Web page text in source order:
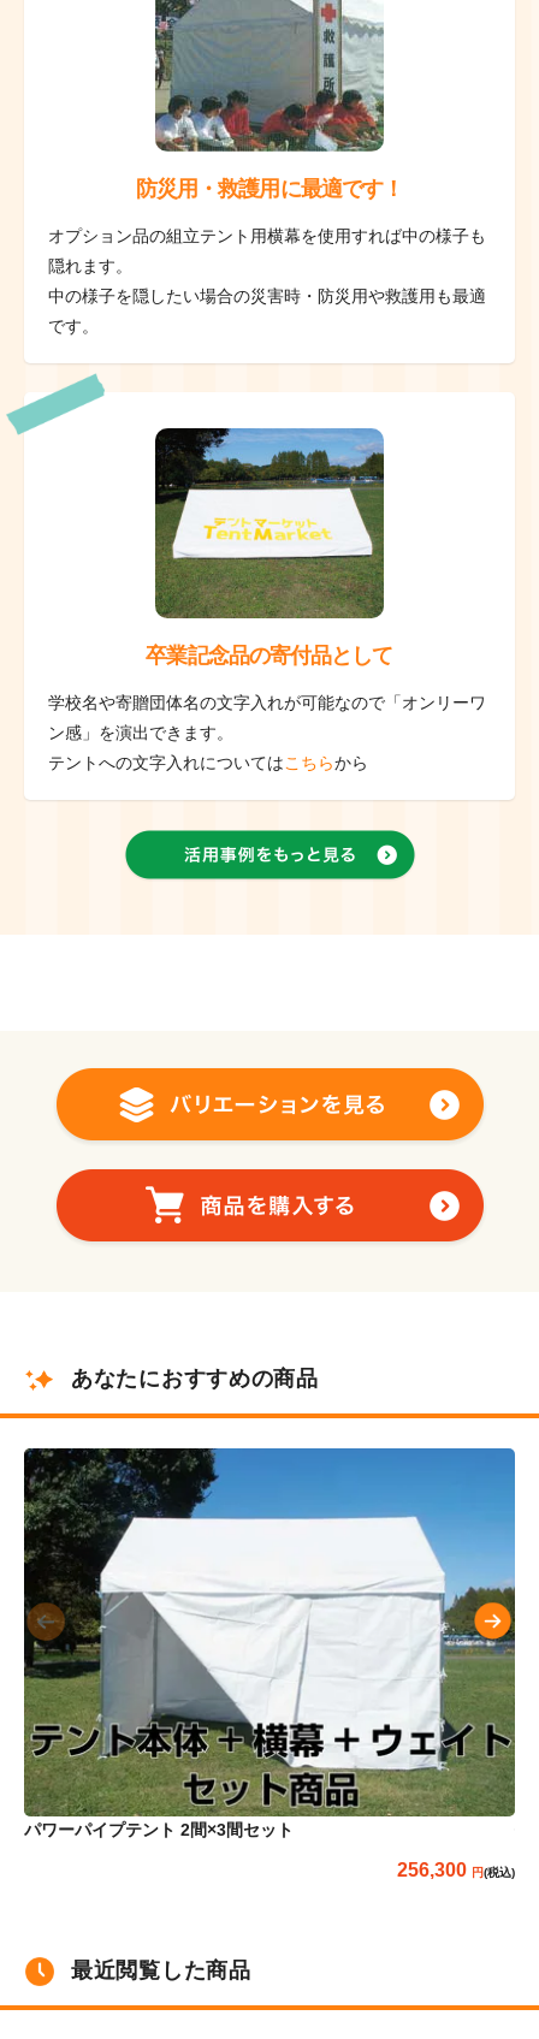
防災用・救護用に最適です！
オプション品の組立テント用横幕を使用すれば中の様子も
隠れます。
中の様子を隠したい場合の災害時・防災用や救護用も最適
です。
卒業記念品の寄付品として
学校名や寄贈団体名の文字入れが可能なので「オンリーワ
ン感」を演出できます。
テントへの文字入れについてはこちらから
あなたにおすすめの商品
パワーパイプテント 2間×3間セット
256,300 (税込)
最近閲覧した商品